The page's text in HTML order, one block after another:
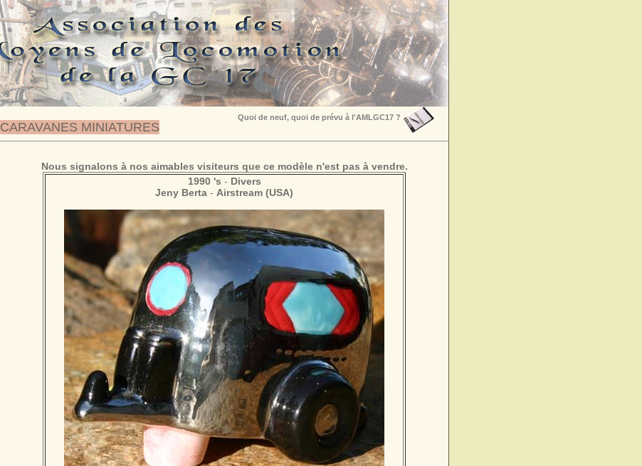
CARAVANES MINIATURES
Quoi de neuf, quoi de prévu à l'AMLGC17 ?
Nous signalons à nos aimables visiteurs que ce modèle n'est pas à vendre.
1990 's - Divers
Jeny Berta - Airstream (USA)